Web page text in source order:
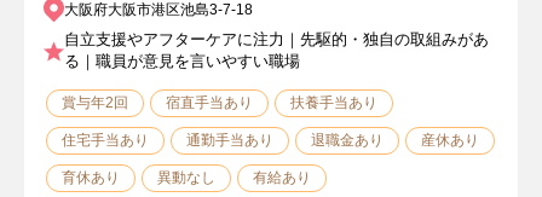
大阪府大阪市港区池島3-7-18
自立支援やアフターケアに注力｜先駆的・独自の取組みがあ
る｜職員が意見を言いやすい職場
賞与年2回 宿直手当あり 扶養手当あり
住宅手当あり 通勤手当あり 退職金あり 産休あり
育休あり 異動なし 有給あり